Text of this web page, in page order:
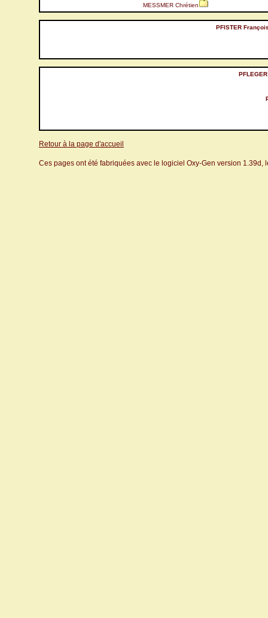
MESSMER Chrétien
PFISTER
Retour à la page d'accueil
Ces pages ont été fabriquées avec le logiciel Oxy-Gen version 1.39d,